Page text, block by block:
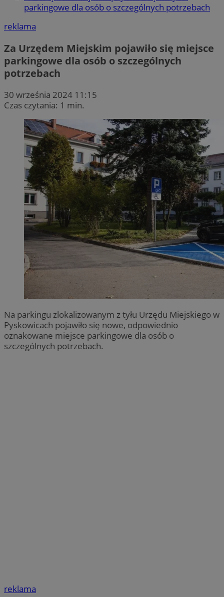
parkingowe dla osób o szczególnych potrzebach
reklama
Za Urzędem Miejskim pojawiło się miejsce
parkingowe dla osób o szczególnych
potrzebach
30 września 2024 11:15
Czas czytania: 1 min.
Na parkingu zlokalizowanym z tyłu Urzędu Miejskiego w
Pyskowicach pojawiło się nowe, odpowiednio
oznakowane miejsce parkingowe dla osób o
szczególnych potrzebach.
reklama